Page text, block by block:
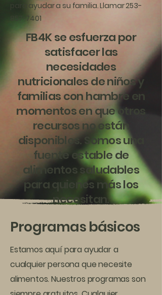
para ayudar a su familia. Llamar253-
857-7401
FB4K se esfuerza por
satisfacer las
necesidades
nutricionales de niños y
familias con hambre en
momentos en que otros
recursos no están
disponibles. Somos una
fuente estable de
alimentos saludables
para quienes más los
necesitan.
Programas básicos
Estamos aquí para ayudar a
cualquier persona que necesite
alimentos. Nuestros programas son